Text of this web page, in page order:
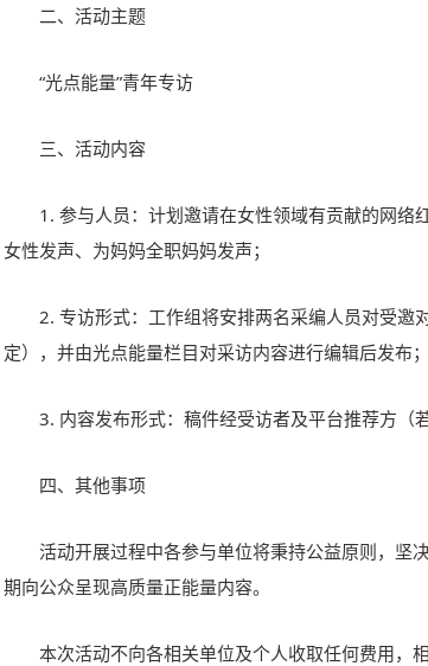
二、活动主题
“光点能量”青年专访
三、活动内容
1. 参与人员：计划邀请在女性领域有贡献的网络
女性发声、为妈妈全职妈妈发声；
2. 专访形式：工作组将安排两名采编人员对受
定），并由光点能量栏目对采访内容进行编辑后发布；
3. 内容发布形式：稿件经受访者及平台推荐方（
四、其他事项
活动开展过程中各参与单位将秉持公益原则，坚
期向公众呈现高质量正能量内容。
本次活动不向各相关单位及个人收取任何费用，